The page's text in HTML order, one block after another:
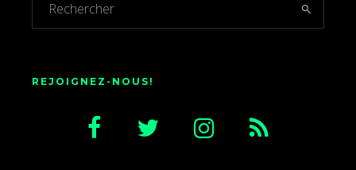
REJOIGNEZ-NOUS!